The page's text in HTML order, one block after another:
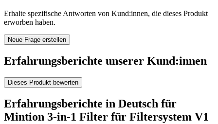
Erhalte spezifische Antworten von Kund:innen, die dieses Produkt
erworben haben.
Neue Frage erstellen
Erfahrungsberichte unserer Kund:innen
Dieses Produkt bewerten
Erfahrungsberichte in Deutsch für
Mintion 3-in-1 Filter für Filtersystem V1